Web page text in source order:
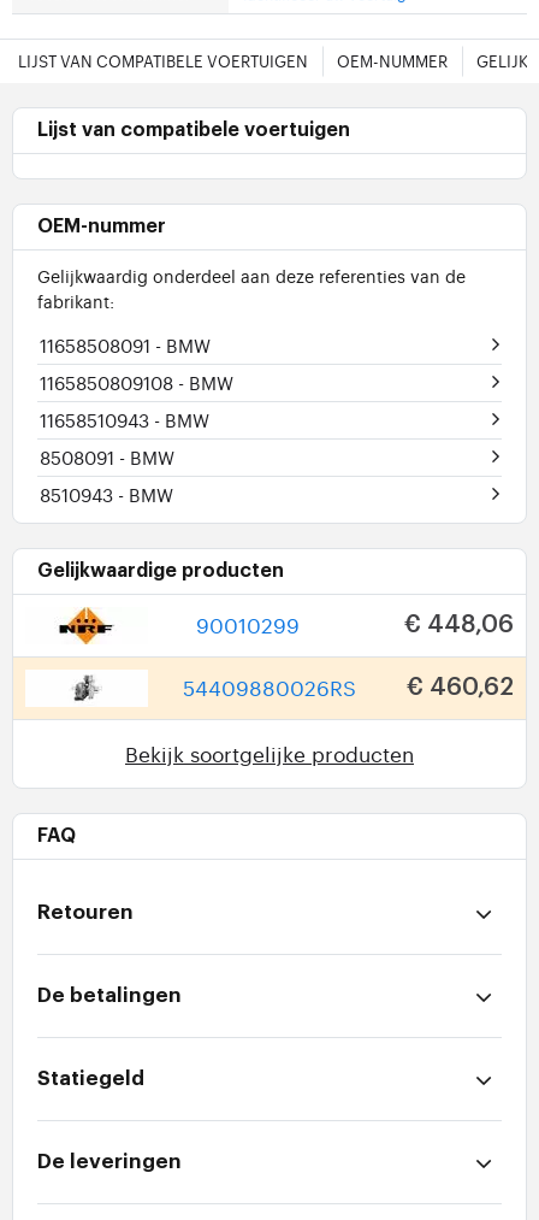
LIJST VAN COMPATIBELE VOERTUIGEN OEM-NUMMER
Lijst van compatibele voertuigen
OEM-nummer
Gelijkwaardig onderdeel aan deze referenties van de
fabrikant:
11658508091 - BMW
1165850809108 - BMW
11658510943 - BMW
8508091 - BMW
8510943 - BMW
Gelijkwaardige producten
90010299 € 448,06
54409880026RS € 460,62
Bekijk soortgelijke producten
FAQ
Retouren
De betalingen
Statiegeld
De leveringen